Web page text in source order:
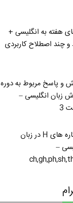
هفته به انگلیسی +
و چند اصطلاح کاربردی
و پاسخ مربوط به دوره
زبان انگلیسی –
3
دونگاره های H در زبان
–